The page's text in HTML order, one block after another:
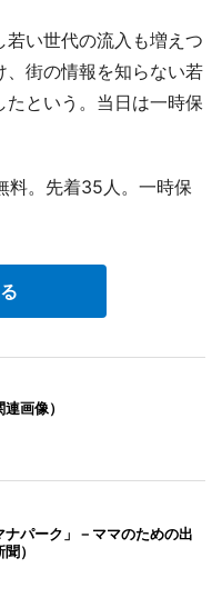
い世代の流入も増えつ
街の情報を知らない若
たという。当日は一時保
料。先着35人。一時保
画像）
パーク」－ママのための出
）